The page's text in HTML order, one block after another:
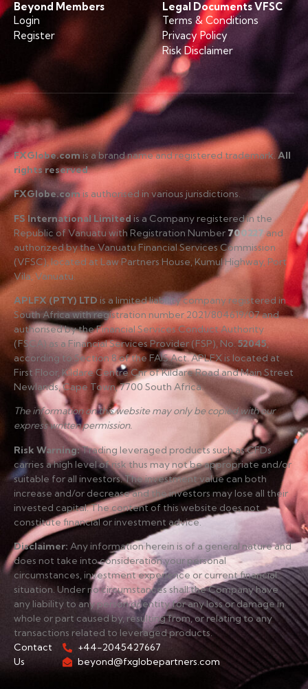
Beyond Members
Login
Register
Legal Documents VFSC
Terms & Conditions
Privacy Policy
Risk Disclaimer
FXGlobe.comis a brand name and registered trademark. All
rights reserved.
FXGlobe.com is authorised in various jurisdictions.
FS International Limitedis a Company registered in the
Republic of Vanuatu with Registration Number 700227and
authorized by the Vanuatu Financial Services Commission
(VFSC), located at Law Partners House, Kumul Highway, Port
Vila, Vanuatu.
APLFX (PTY) LTD is a limited liability company registered in
South Africa with registration number 2021/804619/07 and
authorised by the Financial Services Conduct Authority
(FSCA) as a Financial Services Provider (FSP), No.52045,
according to Section 8 of the FAIS Act. APLFX is located at
First Floor, Kildare Centre Cnr of Kildare Road and Main Street
Newlands, Cape Town, 7700 South Africa.
The information on this website may only be copied with our
express written permission.
Risk Warning:Trading leveraged products such as CFDs
carries a high level of risk thus may not be appropriate and/or
suitable for all investors. The investment value can both
increase and/or decrease and the investors may lose all their
invested capital. The content of this website does not
constitute financial or investment advice.
Disclaimer: Any information herein is of a general nature and
does not take into consideration your personal
circumstances, investment experience or current financial
situation. Under no circumstances shall the Company have
any liability to any person or entity for any loss or damage in
whole or part caused by, resulting from, or relating to any
transactions related to leveraged products.
Contact
Us
+44-2045427667
beyond@fxglobepartners.com